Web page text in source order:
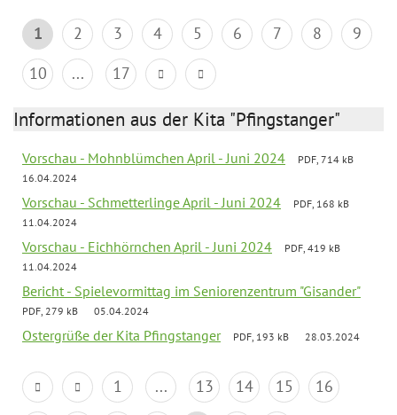
1 2 3 4 5 6 7 8
9
10
... 17
Informationen aus der Kita "Pfingstanger"
Vorschau - Mohnblümchen April - Juni 2024
PDF, 714 kB
16.04.2024
Vorschau - Schmetterlinge April - Juni 2024
PDF, 168 kB
11.04.2024
Vorschau - Eichhörnchen April - Juni 2024
PDF, 419 kB
11.04.2024
Bericht - Spielevormittag im Seniorenzentrum "Gisander"
PDF, 279 kB 05.04.2024
Ostergrüße der Kita Pfingstanger PDF, 193 kB 28.03.2024
1 ... 13 14 15
16